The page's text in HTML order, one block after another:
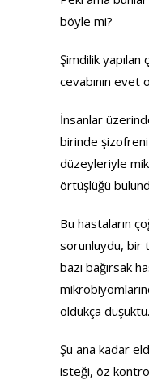
böyle mi?
Şimdilik yapılan
cevabının
İnsanlar
birinde şizofreni
düzeyleriyle
örtüşlüğü
Bu hastaların
sorunluydu, bir
bazı bağırsak
oldukça düşüktü.
Şu ana kadar
isteği, öz